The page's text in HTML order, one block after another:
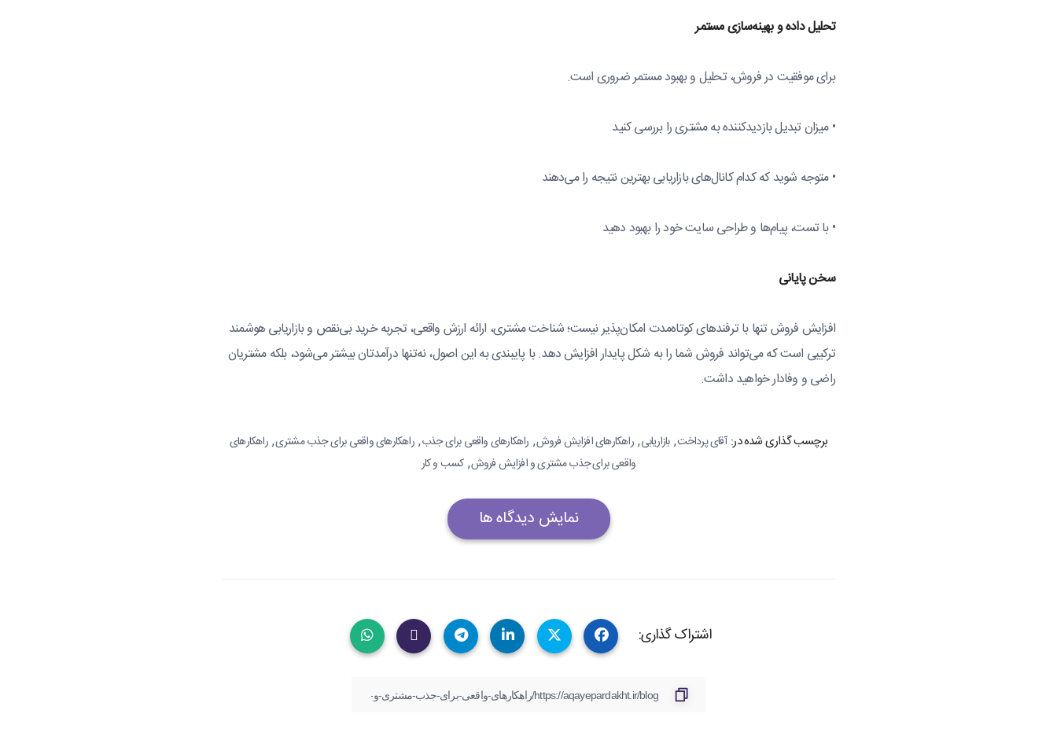
تحلیلدادهوبهینه‌سازیمستمر
برای موفقیت در فروش، تحلیل و بهبود مستمر ضروری است.
• میزان تبدیل بازدیدکننده به مشتری را بررسی کنید
• متوجه شوید که کدام کانال‌های بازاریابی بهترین نتیجه را می‌دهند
• با تست، پیام‌ها و طراحی سایت خود را بهبود دهید
سخن پایانی
افزایش فروش تنها با ترفندهای کوتاه‌مدت امکان‌پذیر نیست؛ شناخت مشتری، ارائه ارزش واقعی، تجربه خرید بی‌نقص و بازاریابی هوشمند
ترکیبی است که می‌تواند فروش شما را به شکل پایدار افزایش دهد. با پایبندی به این اصول، نه‌تنها درآمدتان بیشتر می‌شود، بلکه مشتریان
راضی و وفادار خواهید داشت.
برچسب گذاری شده در: آقای پرداخت,بازاریابی,راهکارهای افزایش فروش, راهکارهای واقعی برای جذب,راهکارهای واقعی برای جذب مشتری,راهکارهای
واقعی برای جذب مشتری و افزایش فروش,کسب و کار
نمایش دیدگاه ها
اشتراک گذاری: